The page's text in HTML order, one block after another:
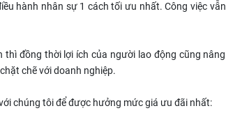
hành nhân sự 1 cách tối ưu nhất. Công việc vẫn
đồng thời lợi ích của người lao động cũng nâng
chẽ với doanh nghiệp.
chúng tôi để được hưởng mức giá ưu đãi nhất: